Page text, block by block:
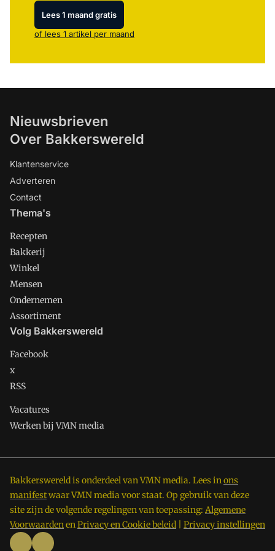
Lees 1 maand gratis
of lees 1 artikel per maand
Nieuwsbrieven
Over Bakkerswereld
Klantenservice
Adverteren
Contact
Thema's
Recepten
Bakkerij
Winkel
Mensen
Ondernemen
Assortiment
Volg Bakkerswereld
Facebook
x
RSS
Vacatures
Werken bij VMN media
Bakkerswereld is onderdeel van VMN media. Lees inons
manifestwaar VMN media voor staat. Op gebruik van deze
site zijn de volgende regelingen van toepassing: Algemene
VoorwaardenenPrivacy en Cookie beleid Privacy instellingen